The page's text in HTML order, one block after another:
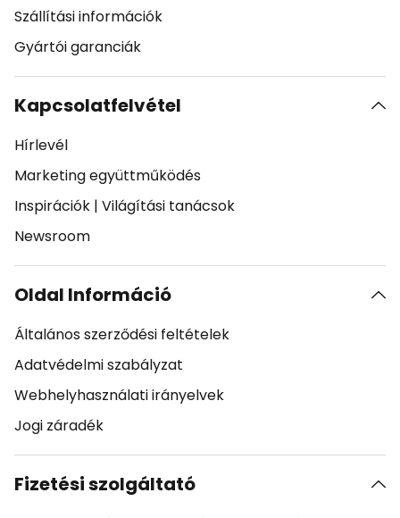
Szállítási információk
Gyártói garanciák
Kapcsolatfelvétel
Hírlevél
Marketing együttműködés
Inspirációk | Világítási tanácsok
Newsroom
Oldal Információ
Általános szerződési feltételek
Adatvédelmi szabályzat
Webhelyhasználati irányelvek
Jogi záradék
Fizetési szolgáltató